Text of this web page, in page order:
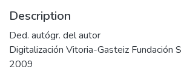
Description
Ded. autógr. del autor
Digitalización Vitoria-Gasteiz Fundación
2009